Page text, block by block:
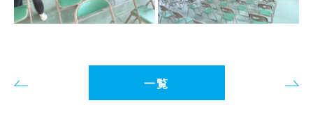
一覧